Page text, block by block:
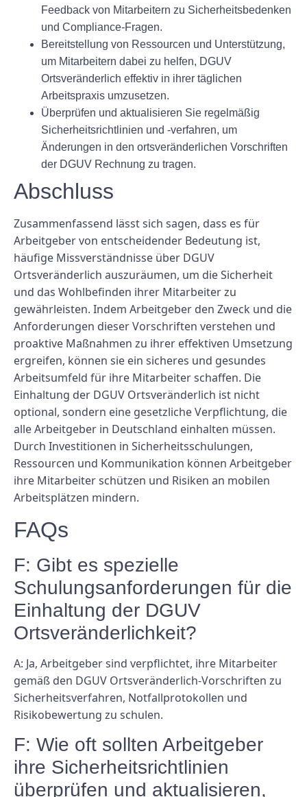
Feedback von Mitarbeitern zu Sicherheitsbedenken
und Compliance-Fragen.
Bereitstellung von Ressourcen und Unterstützung,
um Mitarbeitern dabei zu helfen, DGUV
Ortsveränderlich effektiv in ihrer täglichen
Arbeitspraxis umzusetzen.
Überprüfen und aktualisieren Sie regelmäßig
Sicherheitsrichtlinien und -verfahren, um
Änderungen in den ortsveränderlichen Vorschriften
der DGUV Rechnung zu tragen.
Abschluss
Zusammenfassend lässt sich sagen, dass es für
Arbeitgeber von entscheidender Bedeutung ist,
häufige Missverständnisse über DGUV
Ortsveränderlich auszuräumen, um die Sicherheit
und das Wohlbefinden ihrer Mitarbeiter zu
gewährleisten. Indem Arbeitgeber den Zweck und die
Anforderungen dieser Vorschriften verstehen und
proaktive Maßnahmen zu ihrer effektiven Umsetzung
ergreifen, können sie ein sicheres und gesundes
Arbeitsumfeld für ihre Mitarbeiter schaffen. Die
Einhaltung der DGUV Ortsveränderlich ist nicht
optional, sondern eine gesetzliche Verpflichtung, die
alle Arbeitgeber in Deutschland einhalten müssen.
Durch Investitionen in Sicherheitsschulungen,
Ressourcen und Kommunikation können Arbeitgeber
ihre Mitarbeiter schützen und Risiken an mobilen
Arbeitsplätzen mindern.
FAQs
F: Gibt es spezielle
Schulungsanforderungen für die
Einhaltung der DGUV
Ortsveränderlichkeit?
A: Ja, Arbeitgeber sind verpflichtet, ihre Mitarbeiter
gemäß den DGUV Ortsveränderlich-Vorschriften zu
Sicherheitsverfahren, Notfallprotokollen und
Risikobewertung zu schulen.
F: Wie oft sollten Arbeitgeber
ihre Sicherheitsrichtlinien
überprüfen und aktualisieren,